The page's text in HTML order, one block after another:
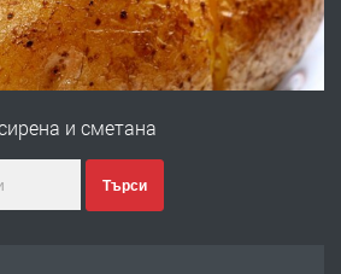
преди 1 година
на малки детайли за
и сметана
Търси